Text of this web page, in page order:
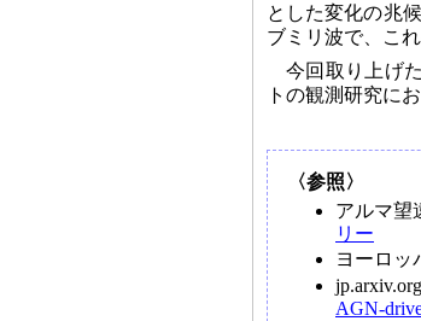
とした変化の兆
ブミリ波で、こ
今回取り上げ
トの観測研究に
〈参照〉
アルマ望
リー
ヨーロッ
AGN-